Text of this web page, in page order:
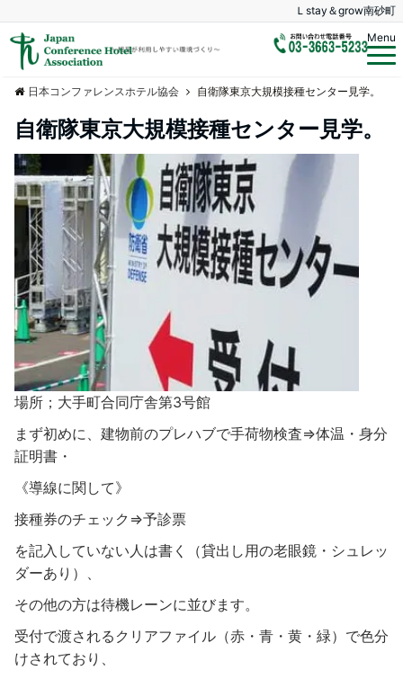
Ｌstay＆grow南砂町
Menu
日本コンファレンスホテル協会 自衛隊東京大規模接種センター見学。
自衛隊東京大規模接種センター見学。
場所；大手町合同庁舎第3号館
まず初めに、建物前のプレハブで手荷物検査⇒体温・身分
証明書・
《導線に関して》
接種券のチェック⇒予診票
を記入していない人は書く（貸出し用の老眼鏡・シュレッ
ダーあり）、
その他の方は待機レーンに並びます。
受付で渡されるクリアファイル（赤・青・黄・緑）で色分
けされており、